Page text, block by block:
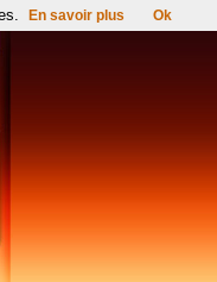
En savoir plus Ok